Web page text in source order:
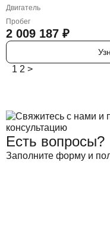
Двигатель
Пробег
2 009 187 ₽
1 2 >
Есть вопросы?
Заполните форму и